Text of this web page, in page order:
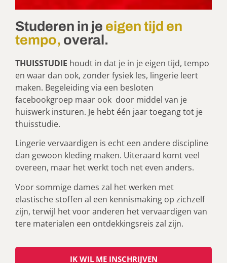
Studeren in je eigen tijd en
tempo, overal.
THUISSTUDIE houdt in dat je in je eigen tijd, tempo
en waar dan ook, zonder fysiek les, lingerie leert
maken. Begeleiding via een besloten
facebookgroep maar ook door middel van je
huiswerk insturen. Je hebt één jaar toegang tot je
thuisstudie.
Lingerie vervaardigen is echt een andere discipline
dan gewoon kleding maken. Uiteraard komt veel
overeen, maar het werkt toch net even anders.
Voor sommige dames zal het werken met
elastische stoffen al een kennismaking op zichzelf
zijn, terwijl het voor anderen het vervaardigen van
tere materialen een ontdekkingsreis zal zijn.
IK WIL ME INSCHRIJVEN